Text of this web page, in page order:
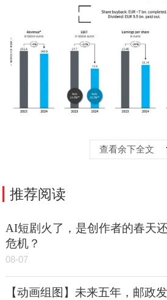
查看余下全文
推荐阅读
AI短剧火了，是创作者的春天
危机？
08-07
【动画组图】未来五年，邮政